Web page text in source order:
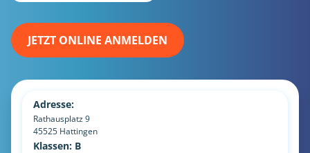
JETZT ONLINE ANMELDEN
Adresse:
Rathausplatz 9
45525 Hattingen
Klassen: B